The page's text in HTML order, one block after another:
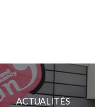
ACTUALITÉS